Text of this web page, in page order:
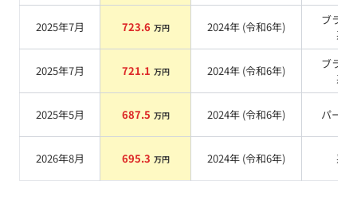
2025年7月 723.6 万円 2024年 (令和6年)
ブラッ
系
2025年7月 721.1 万円 2024年 (令和6年)
ブラッ
系
2025年5月 687.5 万円 2024年 (令和6年) パール
2026年8月 695.3 万円 2024年 (令和6年) 系